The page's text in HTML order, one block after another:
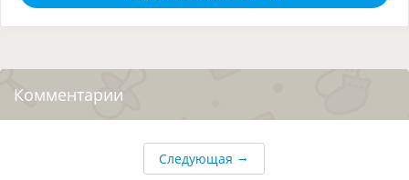
Комментарии
Следующая →